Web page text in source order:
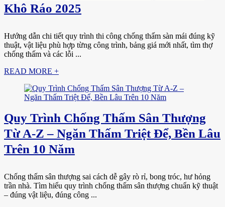
Khô Ráo 2025
Hướng dẫn chi tiết quy trình thi công chống thấm sàn mái đúng kỹ
thuật, vật liệu phù hợp từng công trình, bảng giá mới nhất, tìm thợ
chống thấm và các lỗi ...
READ MORE +
Quy Trình Chống Thấm Sân Thượng
Từ A-Z – Ngăn Thấm Triệt Để, Bền Lâu
Trên 10 Năm
Chống thấm sân thượng sai cách dễ gây rò rỉ, bong tróc, hư hỏng
trần nhà. Tìm hiểu quy trình chống thấm sân thượng chuẩn kỹ thuật
– đúng vật liệu, đúng công ...